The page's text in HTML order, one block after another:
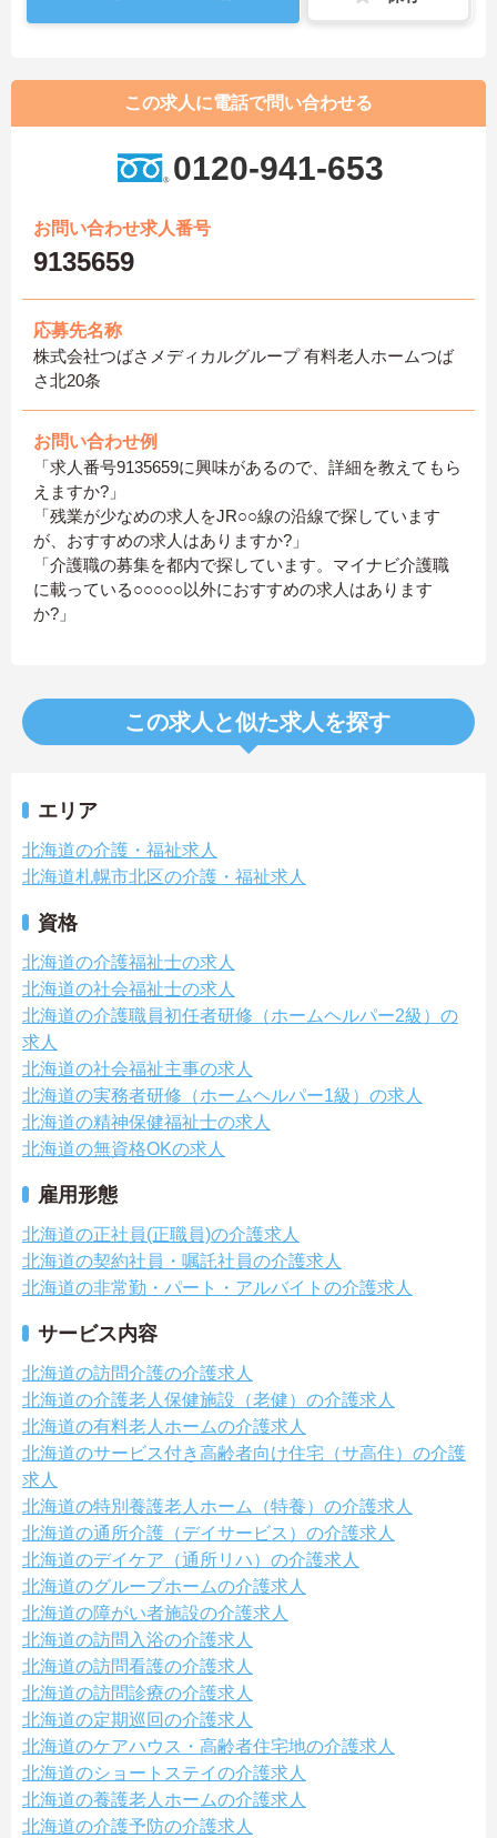
この求人に電話で問い合わせる
0120-941-653
お問い合わせ求人番号
9135659
応募先名称
株式会社つばさメディカルグループ 有料老人ホームつば
さ北20条
お問い合わせ例
「求人番号9135659に興味があるので、詳細を教えてもら
えますか?」
「残業が少なめの求人をJR○○線の沿線で探しています
が、おすすめの求人はありますか?」
「介護職の募集を都内で探しています。マイナビ介護職
に載っている○○○○○以外におすすめの求人はあります
か?」
この求人と似た求人を探す
エリア
北海道の介護・福祉求人
北海道札幌市北区の介護・福祉求人
資格
北海道の介護福祉士の求人
北海道の社会福祉士の求人
北海道の介護職員初任者研修（ホームヘルパー2級）の
求人
北海道の社会福祉主事の求人
北海道の実務者研修（ホームヘルパー1級）の求人
北海道の精神保健福祉士の求人
北海道の無資格OKの求人
雇用形態
北海道の正社員(正職員)の介護求人
北海道の契約社員・嘱託社員の介護求人
北海道の非常勤・パート・アルバイトの介護求人
サービス内容
北海道の訪問介護の介護求人
北海道の介護老人保健施設（老健）の介護求人
北海道の有料老人ホームの介護求人
北海道のサービス付き高齢者向け住宅（サ高住）の介護
求人
北海道の特別養護老人ホーム（特養）の介護求人
北海道の通所介護（デイサービス）の介護求人
北海道のデイケア（通所リハ）の介護求人
北海道のグループホームの介護求人
北海道の障がい者施設の介護求人
北海道の訪問入浴の介護求人
北海道の訪問看護の介護求人
北海道の訪問診療の介護求人
北海道の定期巡回の介護求人
北海道のケアハウス・高齢者住宅地の介護求人
北海道のショートステイの介護求人
北海道の養護老人ホームの介護求人
北海道の介護予防の介護求人